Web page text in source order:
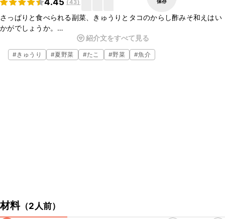
4.45 (43)
さっぱりと食べられる副菜、きゅうりとタコのからし酢みそ和えはい
かがでしょうか。
火を使わずに調理できるので、とても手軽に作れますよ。
ごはんのおかずだけでなく、お酒のおつまみとしてもぴったりなの
で、是非作ってみてくださいね。
紹介文をすべて見る
#きゅうり #夏野菜 #たこ #野菜 #魚介
材料（2人前）